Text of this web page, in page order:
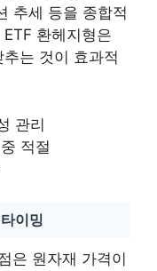
추세 등을 종합적
환헤지형은
는 것이 효과적
관리
적절
이밍
은 원자재 가격이